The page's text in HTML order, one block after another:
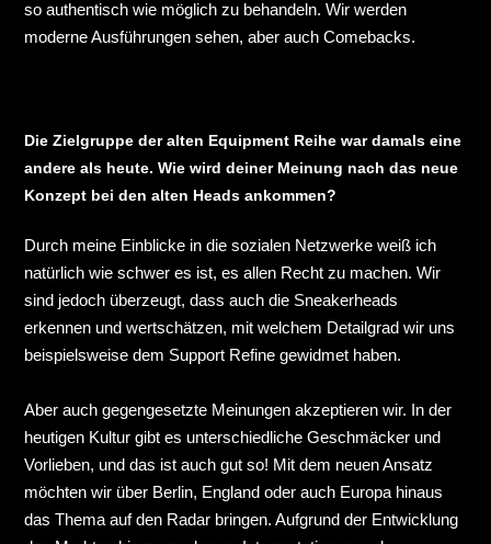
so authentisch wie möglich zu behandeln. Wir werden
moderne Ausführungen sehen, aber auch Comebacks.
Die Zielgruppe der alten Equipment Reihe war damals eine
andere als heute. Wie wird deiner Meinung nach das neue
Konzept bei den alten Heads ankommen?
Durch meine Einblicke in die sozialen Netzwerke weiß ich
natürlich wie schwer es ist, es allen Recht zu machen. Wir
sind jedoch überzeugt, dass auch die Sneakerheads
erkennen und wertschätzen, mit welchem Detailgrad wir uns
beispielsweise dem Support Refine gewidmet haben.
Aber auch gegengesetzte Meinungen akzeptieren wir. In der
heutigen Kultur gibt es unterschiedliche Geschmäcker und
Vorlieben, und das ist auch gut so! Mit dem neuen Ansatz
möchten wir über Berlin, England oder auch Europa hinaus
das Thema auf den Radar bringen. Aufgrund der Entwicklung